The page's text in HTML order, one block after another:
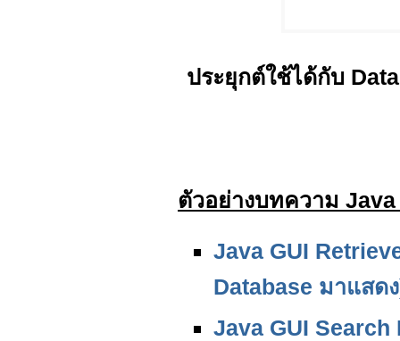
ประยุกต์ใช้ได้กับ
ตัวอย่างบทความ
Java GUI
Database มาแสด
Java GUI